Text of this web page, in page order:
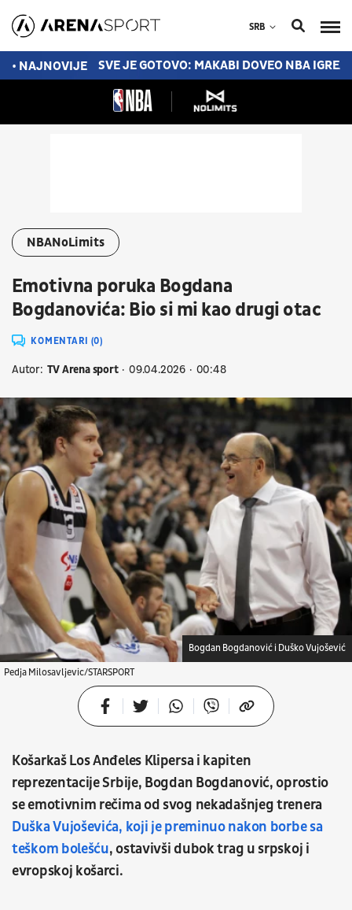
SRB
• NAJNOVIJE
STVARI SVE JE GOTOVO: MAKABI DOVEO NBA
NBANoLimits
Emotivna poruka Bogdana
Bogdanovića: Bio si mi kao drugi otac
KOMENTARI (0)
Autor: TV Arena sport 09.04.2026 00:48
Pedja Milosavljevic/STARSPORT
Bogdan Bogdanović i Duško Vujošević
Košarkaš Los Anđeles Klipersa i kapiten
reprezentacije Srbije, Bogdan Bogdanović, oprostio
se emotivnim rečima od svog nekadašnjeg trenera
Duška Vujoševića, koji je preminuo nakon borbe sa
teškom bolešću, ostavivši dubok trag u srpskoj i
evropskoj košarci.